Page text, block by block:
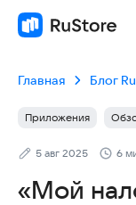
Главная Блог
Приложения
5 авг 2025 6
«Мой